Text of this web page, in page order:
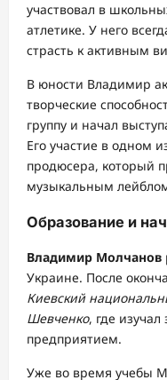
участвовал в
атлетике. У него
страсть к активным
В юности Владимир
творческие
группу и начал
Его участие в одном
продюсера, который
музыкальным
Образование и
Владимир Молчанов
Украине. После
Киевский
Шевченко, где
предприятием.
Уже во время учебы